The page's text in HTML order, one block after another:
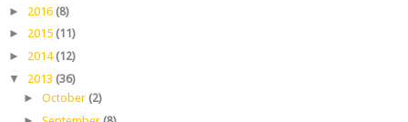
► 2016 (8)
► 2015 (11)
► 2014 (12)
▼ 2013 (36)
► October (2)